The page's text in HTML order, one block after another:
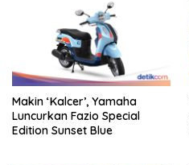
Makin ‘Kalcer’, Yamaha
Luncurkan Fazio Special
Edition Sunset Blue